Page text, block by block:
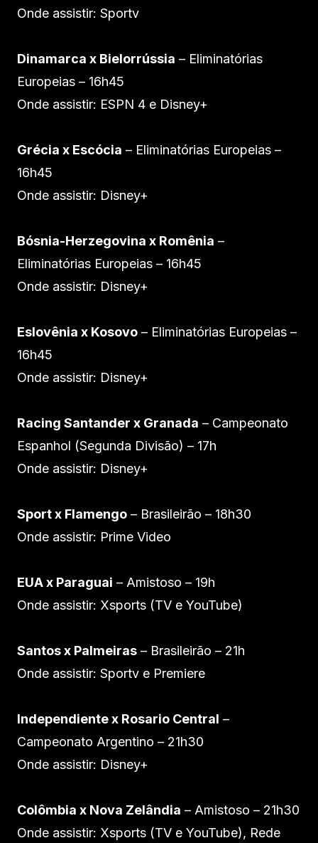
Onde assistir: Sportv
Dinamarca x Bielorrússia – Eliminatórias
Europeias – 16h45
Onde assistir: ESPN 4 e Disney+
Grécia x Escócia – Eliminatórias Europeias –
16h45
Onde assistir: Disney+
Bósnia-Herzegovina x Romênia –
Eliminatórias Europeias – 16h45
Onde assistir: Disney+
Eslovênia x Kosovo – Eliminatórias Europeias –
16h45
Onde assistir: Disney+
Racing Santander x Granada – Campeonato
Espanhol (Segunda Divisão) – 17h
Onde assistir: Disney+
Sport x Flamengo – Brasileirão – 18h30
Onde assistir: Prime Video
EUA x Paraguai – Amistoso – 19h
Onde assistir: Xsports (TV e YouTube)
Santos x Palmeiras – Brasileirão – 21h
Onde assistir: Sportv e Premiere
Independiente x Rosario Central –
Campeonato Argentino – 21h30
Onde assistir: Disney+
Colômbia x Nova Zelândia – Amistoso – 21h30
Onde assistir: Xsports (TV e YouTube), Rede